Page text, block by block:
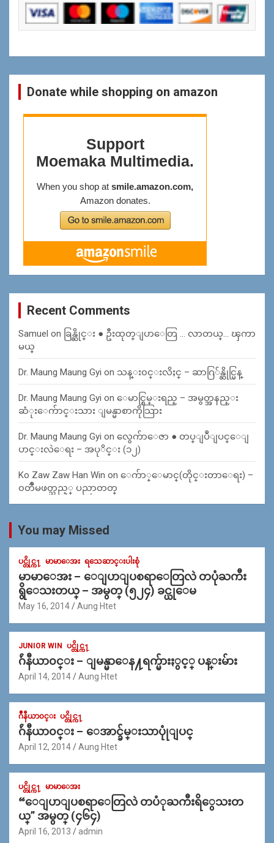
Donate while shopping on amazon
Recent Comments
Samuel on ခြန္ဆိုင္း ● ဦးထုတ္ျပာေတြ … လာတယ္… ၾကာ
မယ္
Dr. Maung Maung Gyi on သန္း၀င္းလိႈင္ – ဆာဂြ်န္ဆိုင္မြန္
Dr. Maung Maung Gyi on ေမာင္စြမ္းရည္ – အမွတ္အနည္း
ဆံုးေက်ာင္းသား ျမန္မာစာကိုသြား
Dr. Maung Maung Gyi on လွေက်ာေဇာ ● တပ္ျပဳျပင္ေျ
ပာင္းလဲေရး – အပုိင္း (၁၂)
Ko Zaw Zaw Han Win on ေက်ာ္ေမာင္(တိုင္းတာေရး) –
၀တၳဳမဖတ္သည့္ ပညာတတ္
You may Missed
ပင္တိုင္က႑ မာမာေအး ရသေဆာင္းပါးစုံ
မာမာေအး – ေျပာျပစရာေတြလဲ တပုံႀကီး
ရွိေသးတယ္ – အမွတ္ (၅၂၄) ခင္ယုေမ
May 16, 2014 Aung Htet
JUNIOR WIN ပင္တိုင္က႑
ဂ်ဴနီယာ၀င္း – ျမန္မာေန႔ရက္မ်ားႏွင့္ ပန္းမ်ား
April 14, 2014 Aung Htet
ဂ်ဳနီယာ၀င္း ပင္တိုင္က႑
ဂ်ဴနီယာ၀င္း – ေအာင္ခ်မ္းသာပုုံျပင္
April 12, 2014 Aung Htet
ပင္တိုင္က႑ မာမာေအး
“ေျပာျပစရာေတြလဲ တပံုႀကီးရိွေသးတ
ယ္” အမွတ္ (၄၆၄)
April 16, 2013 admin